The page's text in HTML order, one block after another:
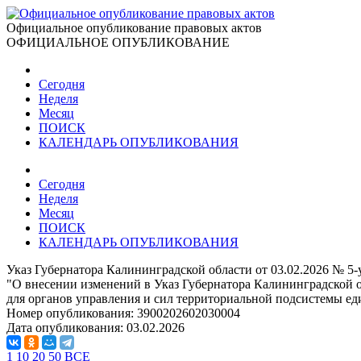
Официальное опубликование правовых актов
ОФИЦИАЛЬНОЕ ОПУБЛИКОВАНИЕ
Сегодня
Неделя
Месяц
ПОИСК
КАЛЕНДАРЬ ОПУБЛИКОВАНИЯ
Сегодня
Неделя
Месяц
ПОИСК
КАЛЕНДАРЬ ОПУБЛИКОВАНИЯ
Указ Губернатора Калининградской области от 03.02.2026 № 5-
"О внесении изменений в Указ Губернатора
для органов управления и сил территориальной подсистемы
Номер опубликования: 3900202602030004
Дата опубликования: 03.02.2026
1 10 20 50 ВСЕ